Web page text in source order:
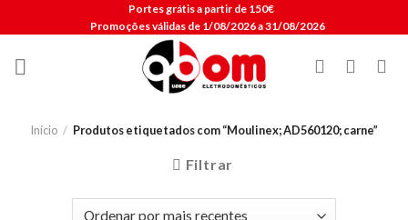
to
content
Portes grátis a partir de 150€
Promoções válidas de 1/08/2026 a 31/08/2026
Início / Produtos etiquetados com “Moulinex; AD560120; carne”
Filtrar